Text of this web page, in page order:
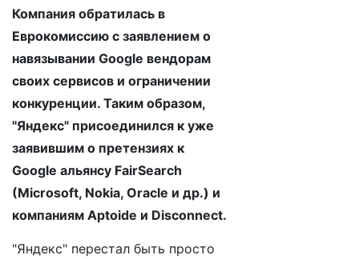
Компания обратилась в
Еврокомиссию с заявлением о
навязывании Google вендорам
своих сервисов и ограничении
конкуренции. Таким образом,
"Яндекс" присоединился к уже
заявившим о претензиях к
Google альянсу FairSearch
(Microsoft, Nokia, Oracle и др.) и
компаниям Aptoide и Disconnect.
"Яндекс" перестал быть просто